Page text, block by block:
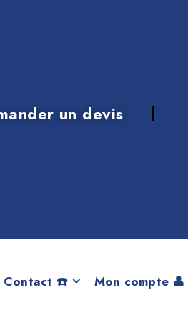
un devis
Contact ☎️ Mon compte 👤